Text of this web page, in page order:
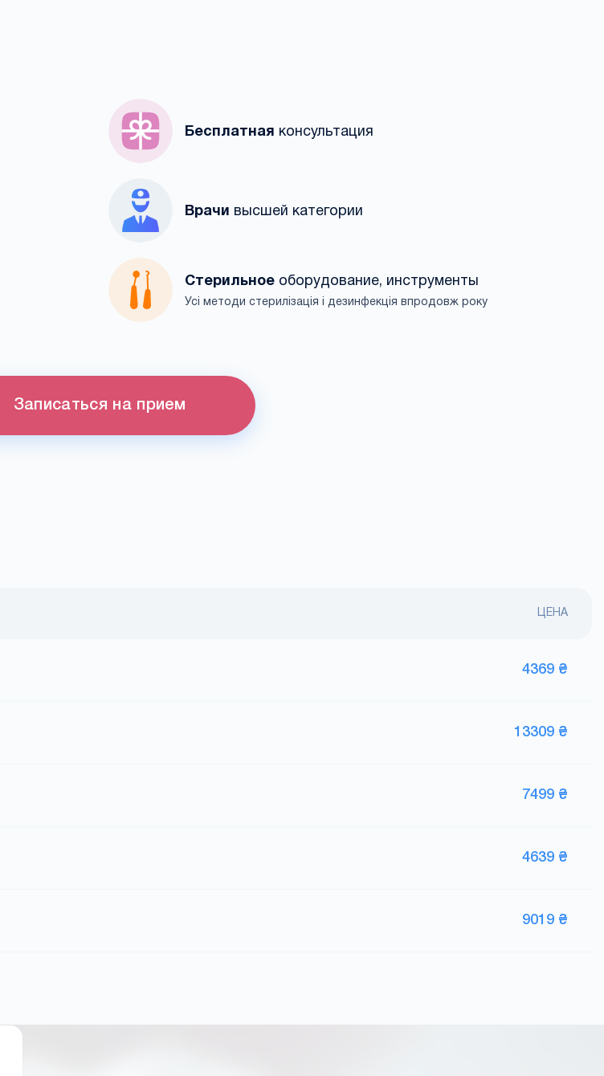
Бесплатная консультация
Врачи высшей категории
Стерильное оборудование, инструменты
Усі методи стерилізація і дезинфекція впродовж року
Записаться на прием
ЦЕНА
4369 ₴
13309 ₴
7499 ₴
4639 ₴
9019 ₴